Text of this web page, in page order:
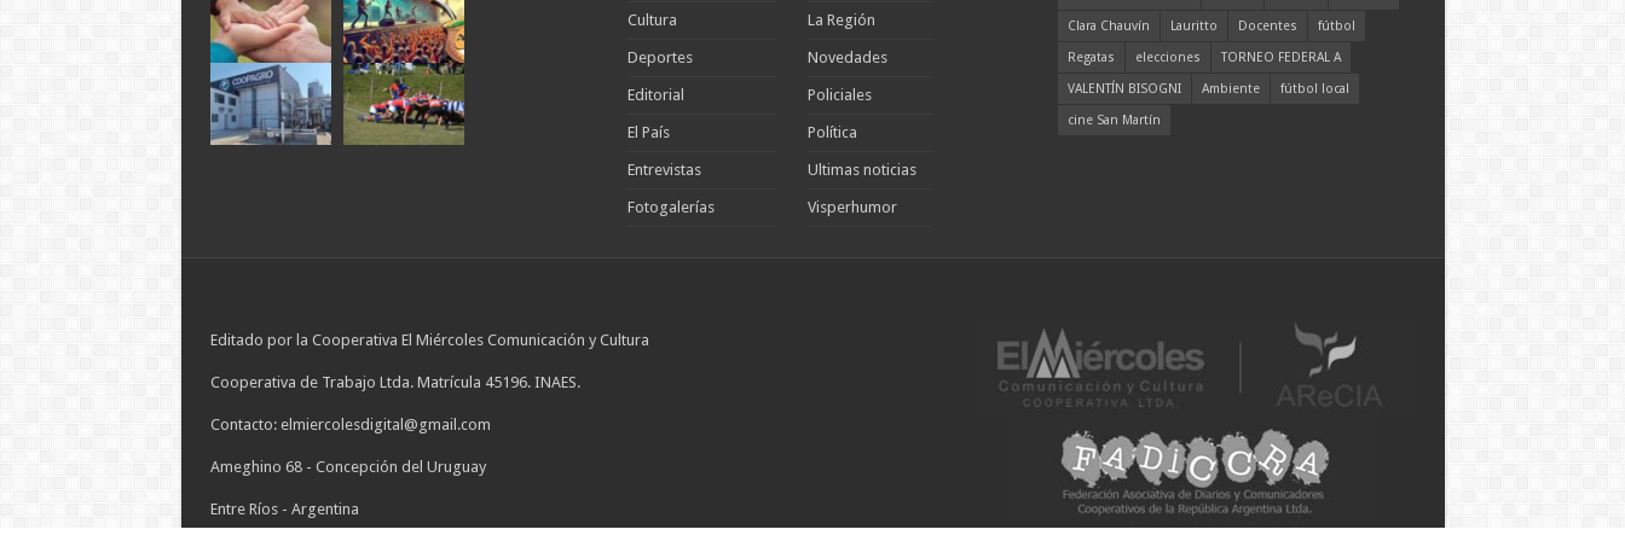
Cultura
Deportes
Editorial
El País
Entrevistas
Fotogalerías
La Región
Novedades
Policiales
Política
Ultimas noticias
Visperhumor
Clara Chauvín
Lauritto Docentes
fútbol
Regatas
elecciones
TORNEO FEDERAL A
VALENTÍN BISOGNI
Ambiente
fútbol local
cine San Martín
Editado por la Cooperativa El Miércoles Comunicación y Cultura
Cooperativa de Trabajo Ltda. Matrícula 45196. INAES.
Contacto: elmiercolesdigital@gmail.com
Ameghino 68 - Concepción del Uruguay
Entre Ríos - Argentina